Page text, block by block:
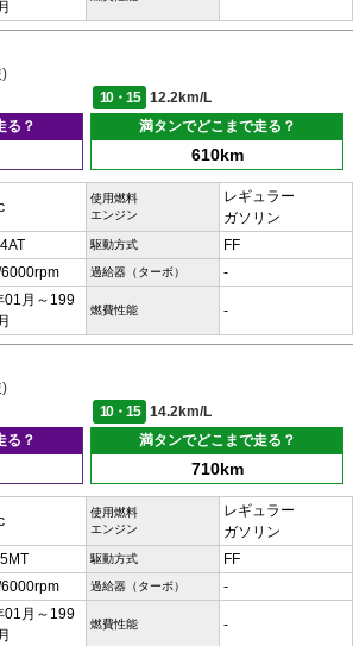
)
10・15
12.2km/L
る？
満タンでどこまで走る？
610km
使用燃料
エンジン
レギュラー
ガソリン
駆動方式 FF
過給器（ターボ） -
01月～199
燃費性能 -
)
10・15
14.2km/L
る？
満タンでどこまで走る？
710km
使用燃料
エンジン
レギュラー
ガソリン
駆動方式 FF
過給器（ターボ） -
01月～199
燃費性能 -